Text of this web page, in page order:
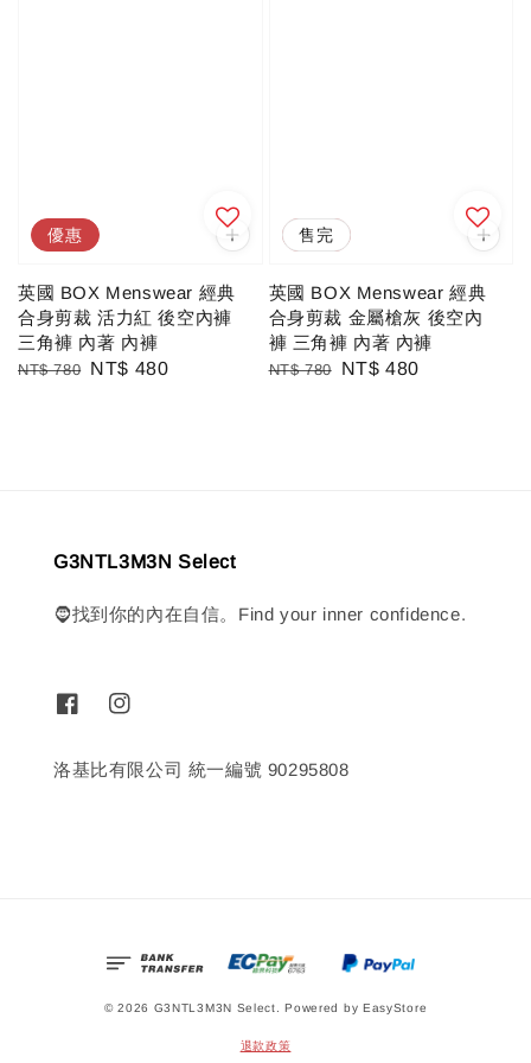
優惠
英國 BOX Menswear 經典
合身剪裁 活力紅 後空內褲
三角褲 內著 內褲
Regular
NT$ 780 Sale
NT$ 480
優惠
售完
英國 BOX Menswear 經典
合身剪裁 金屬槍灰 後空內
褲 三角褲 內著 內褲
Regular
NT$ 780
Sale
NT$ 480
G3NTL3M3N Select
🧔找到你的內在自信。Find your inner confidence.
洛基比有限公司 統一編號 90295808
© 2026 G3NTL3M3N Select. Powered by EasyStore
退款政策